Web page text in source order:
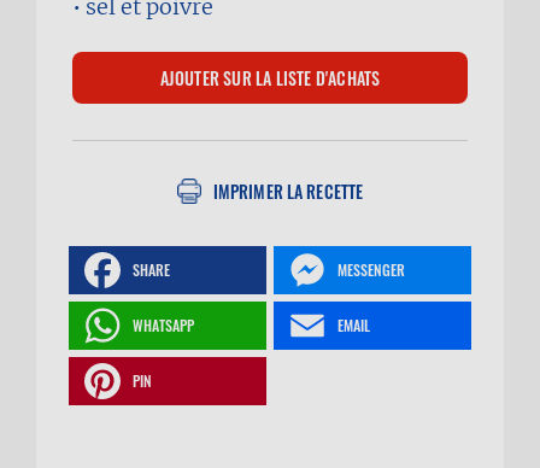
sel et poivre
IMPRIMER LA RECETTE
SHARE MESSENGER
WHATSAPP EMAIL
PIN